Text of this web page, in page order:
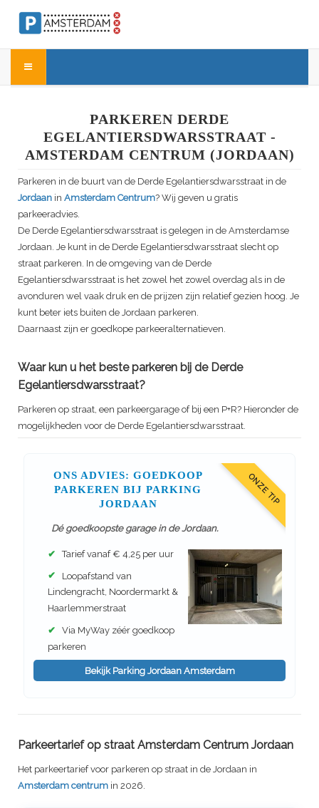
PARKEREN DERDE
EGELANTIERSDWARSSTRAAT -
AMSTERDAM CENTRUM (JORDAAN)
Parkeren in de buurt van de Derde Egelantiersdwarsstraat in de
Jordaan in Amsterdam Centrum? Wij geven u gratis
parkeeradvies.
De Derde Egelantiersdwarsstraat is gelegen in de Amsterdamse
Jordaan. Je kunt in de Derde Egelantiersdwarsstraat slecht op
straat parkeren. In de omgeving van de Derde
Egelantiersdwarsstraat is het zowel het zowel overdag als in de
avonduren wel vaak druk en de prijzen zijn relatief gezien hoog. Je
kunt beter iets buiten de Jordaan parkeren.
Daarnaast zijn er goedkope parkeeralternatieven.
Waar kun u het beste parkeren bij de Derde
Egelantiersdwarsstraat?
Parkeren op straat, een parkeergarage of bij een P+R? Hieronder de
mogelijkheden voor de Derde Egelantiersdwarsstraat.
ONZE TIP
ONS ADVIES: GOEDKOOP
PARKEREN BIJ PARKING
JORDAAN
Dé goedkoopste garage in de Jordaan.
✔ Tarief vanaf € 4,25 per uur
✔
Loopafstand van
Lindengracht, Noordermarkt &
Haarlemmerstraat
✔
Via MyWay zéér goedkoop
parkeren
Bekijk Parking Jordaan Amsterdam
Parkeertarief op straat Amsterdam Centrum Jordaan
Het parkeertarief voor parkeren op straat in de Jordaan in
Amsterdam centrum in 2026.